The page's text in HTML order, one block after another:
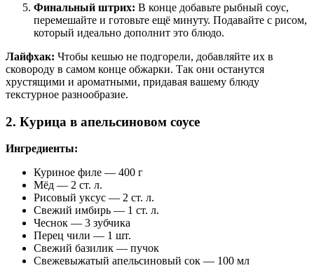
Финальный штрих: В конце добавьте рыбный соус,
перемешайте и готовьте ещё минуту. Подавайте с рисом,
который идеально дополнит это блюдо.
Лайфхак: Чтобы кешью не подгорели, добавляйте их в
сковороду в самом конце обжарки. Так они останутся
хрустящими и ароматными, придавая вашему блюду
текстурное разнообразие.
2. Курица в апельсиновом соусе
Ингредиенты:
Куриное филе — 400 г
Мёд — 2 ст. л.
Рисовый уксус — 2 ст. л.
Свежий имбирь — 1 ст. л.
Чеснок — 3 зубчика
Перец чили — 1 шт.
Свежий базилик — пучок
Свежевыжатый апельсиновый сок — 100 мл